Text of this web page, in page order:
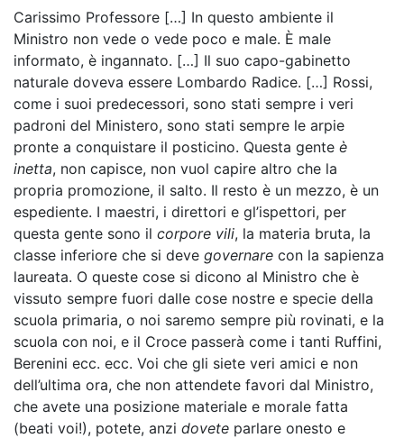
Carissimo Professore […] In questo ambiente il
Ministro non vede o vede poco e male. È male
informato, è ingannato. […] Il suo capo-gabinetto
naturale doveva essere Lombardo Radice. […] Rossi,
come i suoi predecessori, sono stati sempre i veri
padroni del Ministero, sono stati sempre le arpie
pronte a conquistare il posticino. Questa gente è
inetta, non capisce, non vuol capire altro che la
propria promozione, il salto. Il resto è un mezzo, è un
espediente. I maestri, i direttori e gl’ispettori, per
questa gente sono il corpore vili, la materia bruta, la
classe inferiore che si deve governare con la sapienza
laureata. O queste cose si dicono al Ministro che è
vissuto sempre fuori dalle cose nostre e specie della
scuola primaria, o noi saremo sempre più rovinati, e la
scuola con noi, e il Croce passerà come i tanti Ruffini,
Berenini ecc. ecc. Voi che gli siete veri amici e non
dell’ultima ora, che non attendete favori dal Ministro,
che avete una posizione materiale e morale fatta
(beati voi!), potete, anzi dovete parlare onesto e